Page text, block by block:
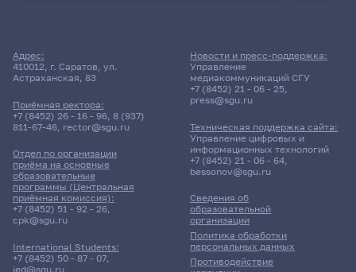
Адрес:
410012, г. Саратов, ул.
Астраханская, 83
Приёмная ректора:
+7 (8452) 26 - 16 - 96, 8 (937)
811-67-46, rector@sgu.ru
Отдел по организации
приёма на основные
образовательные
программы (Центральная
приёмная комиссия):
+7 (8452) 51 - 92 - 26,
cpk@sgu.ru
International Students:
+7 (8452) 50 - 87 - 07,
ied@sgu.ru
Сведения об
образовательной
организации
Политика обработки
персональных данных
Противодействие
Новости и пресс-поддержка:
Управление
медиакоммуникаций СГУ
+7 (8452) 21 - 06 - 25,
press@sgu.ru
Техническая поддержка сайта:
Управление цифровых и
информационных технологий
+7 (8452) 21 - 06 - 64,
bessonov@sgu.ru